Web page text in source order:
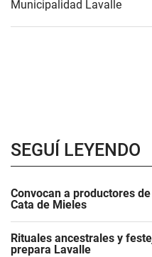
Municipalidad Lavalle
SEGUÍ LEYENDO
Convocan a productores
Cata de Mieles
Rituales ancestrales y
prepara Lavalle